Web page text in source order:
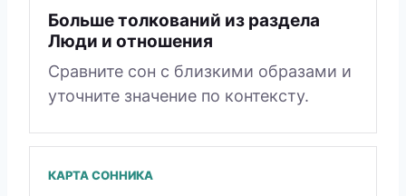
Больше толкований из раздела
Люди и отношения
Сравните сон с близкими образами и
уточните значение по контексту.
КАРТА СОННИКА